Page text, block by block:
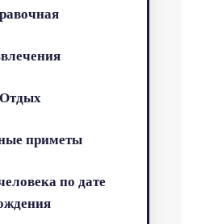
Отдых
приметы
по дате